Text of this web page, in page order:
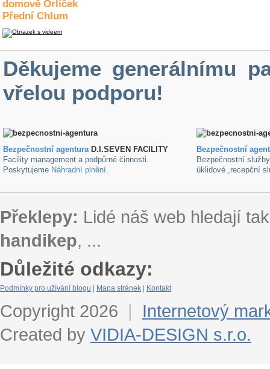
domově Orlíček
Přední Chlum
Děkujeme generálnímu
vřelou podporu!
Bezpečnostní agenturaD.I.SEVEN FACILITY
Facility management a podpůrné činnosti.
Poskytujeme Náhradní plnění.
Bezpečnostní
Bezpečnostní
úklidové ,recepční
Překlepy: Lidé náš web hledají
handikep, ...
Důležité odkazy:
Podmínky pro užívání blogu Mapa stránek Kontakt
Copyright 2026 |
Internetový
Created by VIDIA-DESIGN s.r.o.